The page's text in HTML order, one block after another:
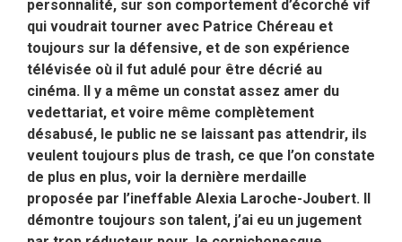
personnalité, sur son comportement d’écorché vif
qui voudrait tourner avec Patrice Chéreau et
toujours sur la défensive, et de son expérience
télévisée où il fut adulé pour être décrié au
cinéma. Il y a même un constat assez amer du
vedettariat, et voire même complètement
désabusé, le public ne se laissant pas attendrir, ils
veulent toujours plus de trash, ce que l’on constate
de plus en plus, voir la dernière merdaille
proposée par l’ineffable Alexia Laroche-Joubert. Il
démontre toujours son talent, j’ai eu un jugement